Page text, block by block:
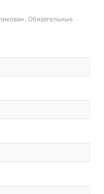
Обязательные